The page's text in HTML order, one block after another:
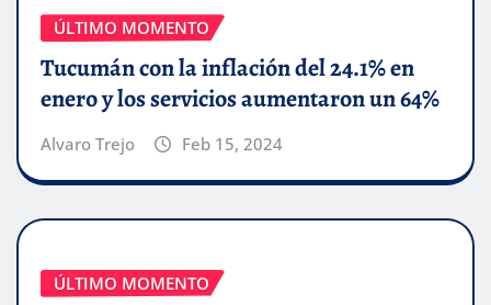
ÚLTIMO MOMENTO
Tucumán con la inflación del 24.1% en
enero y los servicios aumentaron un 64%
Alvaro Trejo Feb 15, 2024
ÚLTIMO MOMENTO